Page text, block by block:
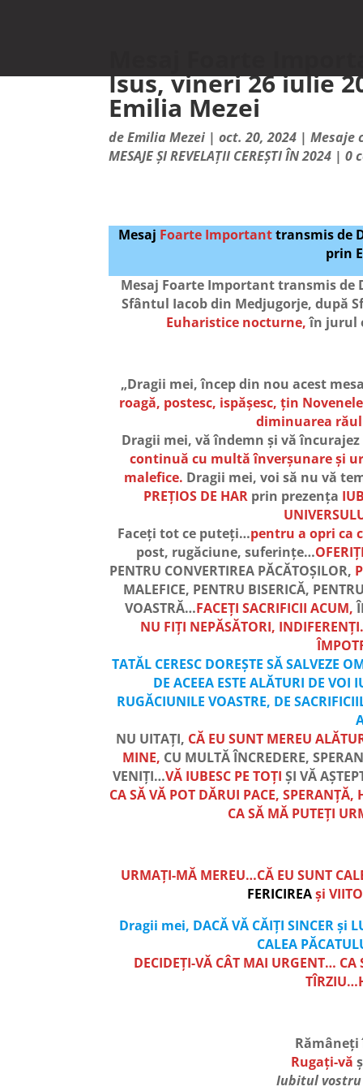
Isus, vineri 26 iulie
Emilia Mezei
deEmilia Mezei |oct. 20, 2024 |Mesaje
MESAJE ȘI REVELAȚII CEREȘTI ÎN 2024 |0
Mesaj Foarte Importanttransmis de
prin
Mesaj Foarte Important transmis de
Sfântul Iacob din Medjugorje, după
Euharistice nocturne,în jurul
„Dragii mei, încep din nou acest
roagă, postesc, ispășesc, țin
diminuarea
Dragii mei, vă îndemn și vă
continuă cu multă înverșunare și
malefice. Dragii mei, voi să nu vă
PREȚIOS DE HAR prin prezența
Faceți tot ce puteți…pentru a opri ca
post, rugăciune, suferințe…
PENTRU CONVERTIREA PĂCĂTOȘILOR,
MALEFICE, PENTRU BISERICĂ,
VOASTRĂ…FACEȚI SACRIFICII ACUM,
NU FIȚI NEPĂSĂTORI,
TATĂL CERESC DOREȘTE SĂ SALVEZE
DE ACEEA ESTE ALĂTURI DE
RUGĂCIUNILE VOASTRE, DE
NU UITAȚI, CĂ EU SUNT MEREU
MINE, CU MULTĂ ÎNCREDERE,
VENIȚI…VĂ IUBESC PE TOȚIȘI VĂ
CA SĂ VĂ POT DĂRUI PACE, SPERANȚĂ,
CA SĂ MĂ PUTEȚI
URMAȚI-MĂ MEREU…CĂ EU SUNT
FERICIREAși
Dragii mei, DACĂ VĂ CĂIȚI SINCER și
CALEA
DECIDEȚI-VĂ CÂT MAI URGENT… CA
Rămâneți
Rugați-vă
Iubitul